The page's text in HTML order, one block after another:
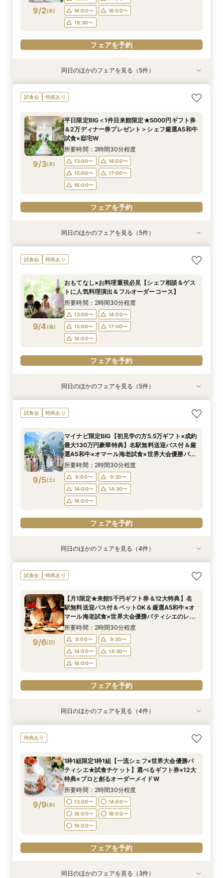
18:00〜
フェアを予約
フェアを予約
フェアを予約
フェアを予約
9/2(水)
16:00〜
18:00〜
18:30〜
フェアを予約
特典あり
9/2(水
【90分クイック】後日使えるレストランチケッ
ト付＊お気軽相談
13:00〜
14:00〜
15:00〜
18:00〜
フェアを予約
特典あり
9/2(水
おもてなし×お料理重視必見【シェフ相談＆ゲス
トに人気料理演出＆フルオーダーコース】
13:00〜
14:00〜
15:00〜
18:00〜
フェアを予約
特典あり
9/2(水
1枠1組限定【一流シェフ×世界大会優勝パティシ
エ★コース試食】選べるギフト券×12大特典×プ
所要時間：2時間30分程度
13:00〜
16:00〜
18:00〜
19:00〜
フェアを予約
特典あり
9/2(水
平日限定BIG＜1件目来館限定★5000円ギフト券
＆2万ディナー券プレゼント＞シェフ厳選A5和牛
所要時間：2時間30分程度
13:00〜
15:00〜
17:00〜
18:00〜
フェアを予約
特典あり
9/2(水
【ペットと一緒に貸切W】リングドッグ＆専用衣
装など12大特典付
13:00〜
14:00〜
16:00〜
18:30〜
フェアを予約
同日のほかのフェアを見る（5件）
試食会 特典あり
9/3(木)
平日限定BIG＜1件目来館限定★5000円ギフト券
＆2万ディナー券プレゼント＞シェフ厳選A5和牛
試食×邸宅W
所要時間：2時間30分程度
13:00〜
14:00〜
15:00〜
17:00〜
18:00〜
フェアを予約
特典あり
9/3(木)
【90分クイック】後日使えるレストランチケッ
ト付＊お気軽相談
13:00〜
14:00〜
15:00〜
17:00〜
18:00〜
フェアを予約
特典あり
9/3(木)
おもてなし×お料理重視必見【シェフ相談＆ゲス
トに人気料理演出＆フルオーダーコース】
13:00〜
14:00〜
15:00〜
17:00〜
18:00〜
フェアを予約
特典あり
9/3(木)
1枠1組限定【一流シェフ×世界大会優勝パティシ
エ★コース試食】選べるギフト券×12大特典×プ
所要時間：2時間30分程度
16:00〜
18:00〜
19:00〜
フェアを予約
特典あり
9/3(木)
【複数会場検討の方★プロ集団と創る】会場＆見
積など徹底比較
13:00〜
14:00〜
16:00〜
18:00〜
18:30〜
フェアを予約
特典あり
9/3(木)
【ペットと一緒に貸切W】リングドッグ＆専用衣
装など12大特典付
13:00〜
14:00〜
16:00〜
18:00〜
18:30〜
フェアを予約
同日のほかのフェアを見る（5件）
試食会 特典あり
9/4 (金)
おもてなし×お料理重視必見【シェフ相談＆ゲス
トに人気料理演出＆フルオーダーコース】
所要時間：2時間30分程度
13:00〜
14:00〜
15:00〜
17:00〜
18:00〜
フェアを予約
特典あり
9/4(金)
【90分クイック】後日使えるレストランチケッ
ト付＊お気軽相談
13:00〜
14:00〜
15:00〜
17:00〜
18:00〜
フェアを予約
特典あり
9/4(金)
1枠1組限定【一流シェフ×世界大会優勝パティシ
エ★コース試食】選べるギフト券×12大特典×プ
所要時間：2時間30分程度
13:00〜
14:00〜
16:00〜
18:00〜
19:00〜
フェアを予約
特典あり
9/4(金)
平日限定BIG＜1件目来館限定★5000円ギフト券
＆2万ディナー券プレゼント＞シェフ厳選A5和牛
所要時間：2時間30分程度
13:00〜
14:00〜
15:00〜
17:00〜
18:00〜
フェアを予約
特典あり
9/4(金)
【複数会場検討の方★プロ集団と創る】会場＆見
積など徹底比較
13:00〜
14:00〜
16:00〜
18:00〜
18:30〜
フェアを予約
特典あり
9/4(金)
【ペットと一緒に貸切W】リングドッグ＆専用衣
装など12大特典付
13:00〜
14:00〜
16:00〜
18:00〜
18:30〜
フェアを予約
同日のほかのフェアを見る（5件）
試食会 特典あり
9/5(土)
マイナビ限定BIG【初見学の方5.5万ギフト×成約
最大130万円豪華特典】名駅無料送迎バス付＆厳
選A5和牛×オマール海老試食×世界大会優勝パ
ティシエのレシピ★デザートブッフェ40名様分
プレゼント！
所要時間：2時間30分程度
9:00〜
9:30〜
14:00〜
14:30〜
18:00〜
フェアを予約
特典あり
9/5(土)
【月1限定★来館5千円ギフト券＆12大特典】名
駅無料送迎バス付＆ペットOK＆厳選A5和牛×オ
ピ★デザートブッフェ40名様分プレゼント！
所要時間：2時間30分程度
9:00〜
9:30〜
14:00〜
14:30〜
18:00〜
フェアを予約
特典あり
9/5(土)
1枠1組【ペットと一緒に楽しむ結婚式♪】1組貸切
邸宅で安心×ペット特典付限定12大特典！
9:00〜
9:30〜
14:00〜
14:30〜
18:00〜
フェアを予約
特典あり
9/5(土)
【複数会場検討の方】会場＆見積＆準備サポート
など徹底比較相談
9:00〜
9:30〜
14:00〜
14:30〜
18:00〜
フェアを予約
特典あり
9/5(土)
【90分クイック】後日使えるレストランチケッ
ト付＊お気軽相談
9:00〜
9:30〜
14:00〜
14:30〜
18:00〜
フェアを予約
同日のほかのフェアを見る（4件）
試食会 特典あり
9/6(日)
【月1限定★来館5千円ギフト券＆12大特典】名
駅無料送迎バス付＆ペットOK＆厳選A5和牛×オ
マール海老試食×世界大会優勝パティシエのレシ
ピ★デザートブッフェ40名様分プレゼント！
所要時間：2時間30分程度
9:00〜
9:30〜
14:00〜
14:30〜
18:00〜
フェアを予約
特典あり
9/6(日)
マイナビ限定BIG＜初見学の方◆ 最大130万特典
所要時間：2時間30分程度
9:00〜
9:30〜
14:00〜
14:30〜
18:00〜
フェアを予約
特典あり
9/6(日)
1枠1組【ペットと一緒に楽しむ結婚式♪】1組貸切
9:00〜
9:30〜
14:00〜
14:30〜
18:00〜
フェアを予約
特典あり
9/6(日)
【複数会場検討の方】会場＆見積＆準備サポート
9:00〜
9:30〜
14:00〜
14:30〜
18:00〜
フェアを予約
特典あり
9/6(日)
【90分クイック】後日使えるレストランチケッ
9:00〜
9:30〜
14:00〜
14:30〜
18:00〜
フェアを予約
同日のほかのフェアを見る（4件）
特典あり
9/9(水)
1枠1組限定1枠1組【一流シェフ×世界大会優勝パ
ティシエ★試食チケット】選べるギフト券×12大
特典×プロと創るオーダーメイドW
所要時間：2時間30分程度
13:00〜
14:00〜
16:00〜
18:00〜
19:00〜
フェアを予約
特典あり同日のほかのフェアを見る（3件）